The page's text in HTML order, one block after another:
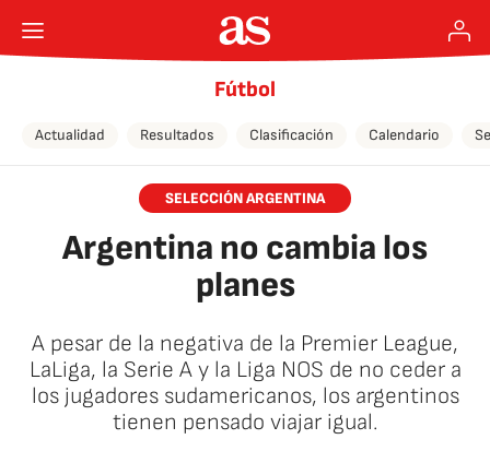
Fútbol
Actualidad Resultados Clasificación Calendario
SELECCIÓN ARGENTINA
Argentina no cambia los
planes
A pesar de la negativa de la Premier League,
LaLiga, la Serie A y la Liga NOS de no ceder a
los jugadores sudamericanos, los argentinos
tienen pensado viajar igual.